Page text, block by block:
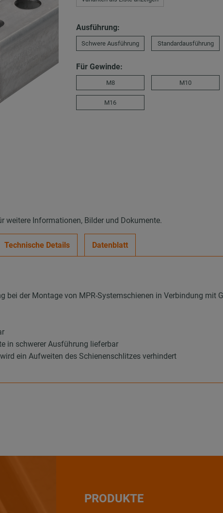
Ausführung:
Schwere Ausführung Standardausführung
Für Gewinde:
M8 M10
M16
weitere Informationen, Bilder und Dokumente.
Technische Details Datenblatt
bei der Montage von MPR-Systemschienen in Verbindung mit
in schwerer Ausführung lieferbar
ein Aufweiten des Schienenschlitzes verhindert
PRODUKTE